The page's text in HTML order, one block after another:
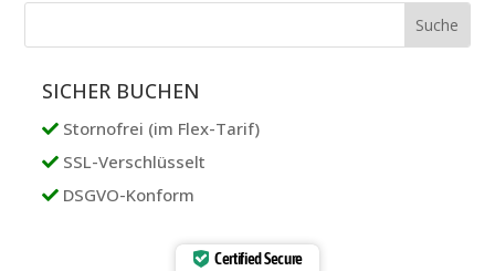
SICHER BUCHEN
Stornofrei (im Flex-Tarif)
SSL-Verschlüsselt
DSGVO-Konform
Certified Secure